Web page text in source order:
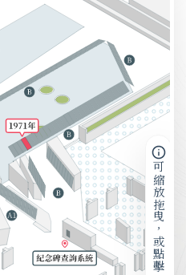
可縮放拖曳，或點擊